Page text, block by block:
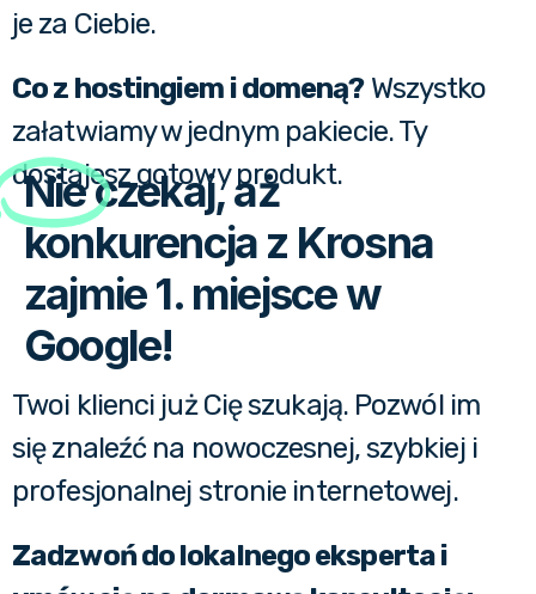
je za Ciebie.
Co z hostingiem i domeną?Wszystko
załatwiamy w jednym pakiecie. Ty
dostajesz gotowy produkt.
Nieczekaj, aż
konkurencja z Krosna
zajmie 1. miejsce w
Google!
Twoi klienci już Cię szukają. Pozwól im
się znaleźć na nowoczesnej, szybkiej i
profesjonalnej stronie internetowej.
Zadzwoń do lokalnego eksperta i